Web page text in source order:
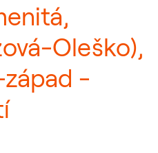
Oleško),
-